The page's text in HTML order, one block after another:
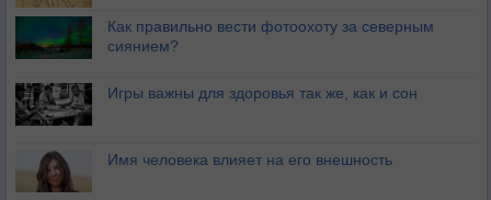
Как правильно вести фотоохоту за северным
сиянием?
Игры важны для здоровья так же, как и сон
Имя человека влияет на его внешность